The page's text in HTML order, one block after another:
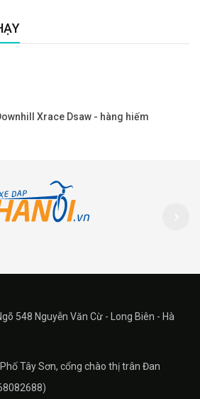
Xrace Dsaw - hàng hiếm
548 Nguyễn Văn Cừ - Long Biên - Hà
Phố Tây Sơn, cổng chào thị trân Đan